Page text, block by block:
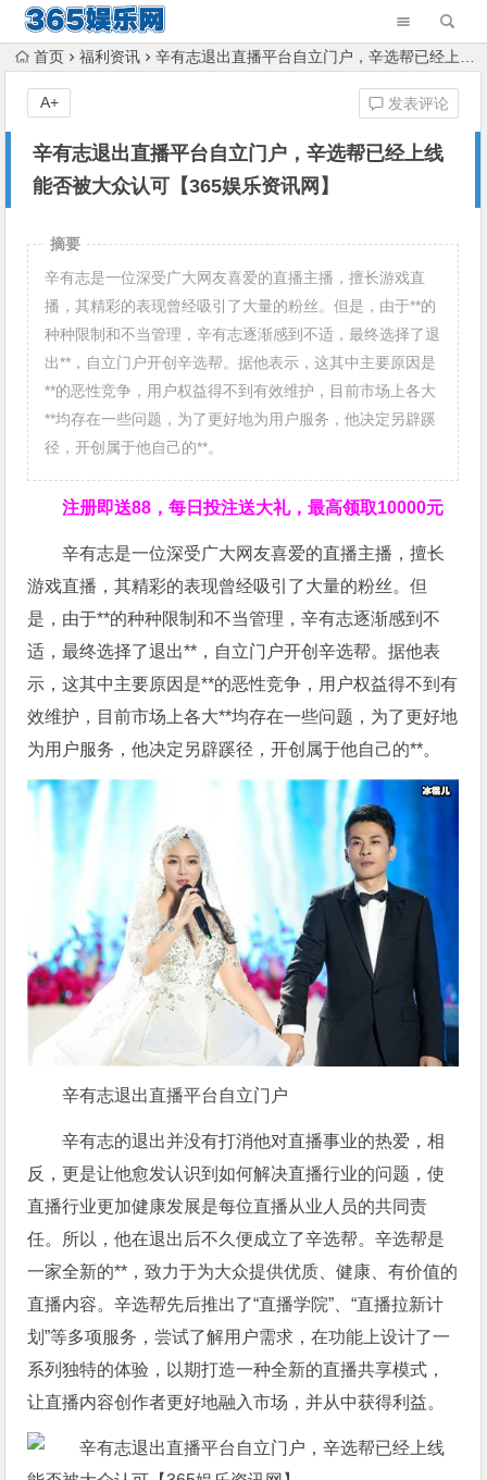
首页 福利资讯 辛有志退出直播平台自立门户，辛选帮已经上线能否被大众认可【365娱乐资讯网】
辛有志退出直播平台自立门户，辛选帮已经上线
能否被大众认可【365娱乐资讯网】
发表评论
A+
摘要
辛有志是一位深受广大网友喜爱的直播主播，擅长游戏直
播，其精彩的表现曾经吸引了大量的粉丝。但是，由于**的
种种限制和不当管理，辛有志逐渐感到不适，最终选择了退
出**，自立门户开创辛选帮。据他表示，这其中主要原因是
**的恶性竞争，用户权益得不到有效维护，目前市场上各大
**均存在一些问题，为了更好地为用户服务，他决定另辟蹊
径，开创属于他自己的**。
注册即送88，每日投注送大礼，最高领取10000元
辛有志是一位深受广大网友喜爱的直播主播，擅长
游戏直播，其精彩的表现曾经吸引了大量的粉丝。但
是，由于**的种种限制和不当管理，辛有志逐渐感到不
适，最终选择了退出**，自立门户开创辛选帮。据他表
示，这其中主要原因是**的恶性竞争，用户权益得不到有
效维护，目前市场上各大**均存在一些问题，为了更好地
为用户服务，他决定另辟蹊径，开创属于他自己的**。
辛有志退出直播平台自立门户
辛有志的退出并没有打消他对直播事业的热爱，相
反，更是让他愈发认识到如何解决直播行业的问题，使
直播行业更加健康发展是每位直播从业人员的共同责
任。所以，他在退出后不久便成立了辛选帮。辛选帮是
一家全新的**，致力于为大众提供优质、健康、有价值的
直播内容。辛选帮先后推出了“直播学院”、“直播拉新计
划”等多项服务，尝试了解用户需求，在功能上设计了一
系列独特的体验，以期打造一种全新的直播共享模式，
让直播内容创作者更好地融入市场，并从中获得利益。